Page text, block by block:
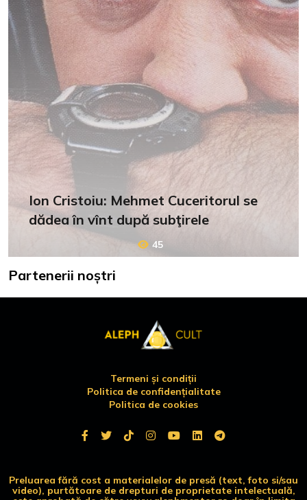
Ion Cristoiu: Mehmet Cuceritorul se
dădea în vînt după subţirele
45
Partenerii noștri
Termeni și condiții
Politica de confidențialitate
Politica de cookies
Preluarea fără cost a materialelor de presă (text, foto si/sau
video), purtătoare de drepturi de proprietate intelectuală,